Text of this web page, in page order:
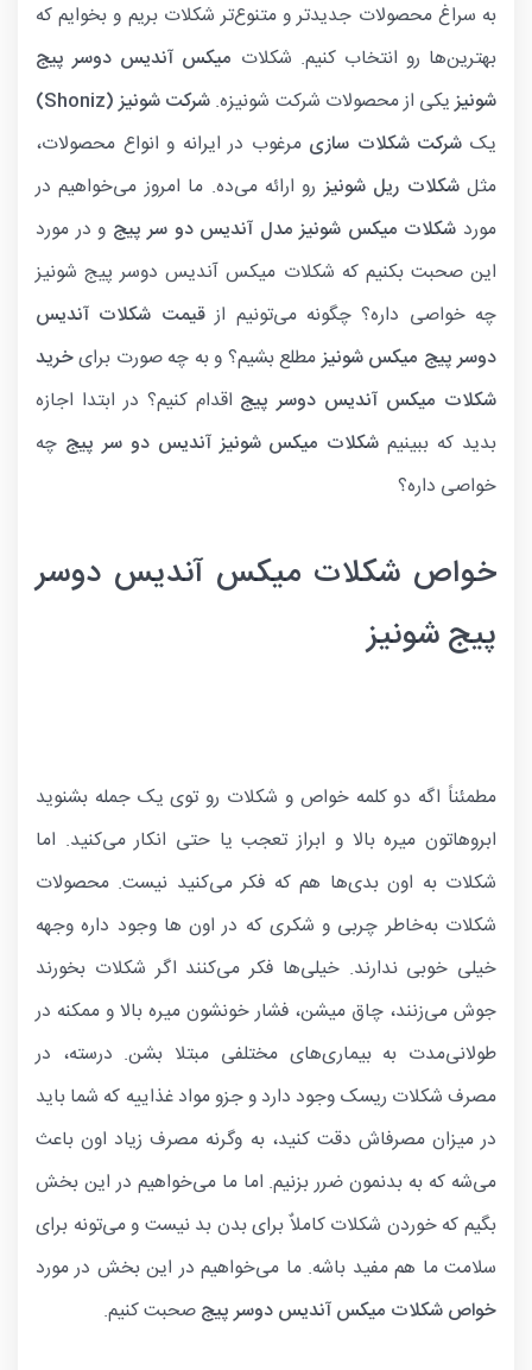
به سراغ محصولات جدیدتر و متنوع‌تر شکلات بریم و بخوایم که
بهترین‌ها رو انتخاب کنیم. شکلات میکس آندیس دوسر پیج
شونیزیکی از محصولات شرکت شونیزه.شرکت شونیز(Shoniz)
یک شرکت شکلات سازیمرغوب در ایرانه و انواع محصولات،
مثلشکلات ریل شونیز رو ارائه می‌ده. ما امروز می‌خواهیم در
مورد شکلات میکس شونیز مدل آندیس دو سر پیج و در مورد
این صحبت بکنیم که شکلات میکس آندیس دوسر پیج شونیز
چه خواصی داره؟ چگونه می‌تونیم ازقیمت شکلات آندیس
دوسر پیج میکس شونیزمطلع بشیم؟ و به چه صورت برایخرید
شکلات میکس آندیس دوسر پیج اقدام کنیم؟ در ابتدا اجازه
بدید که ببینیمشکلات میکس شونیز آندیس دو سر پیج چه
خواصی داره؟
خواص شکلات میکس آندیس دوسر
پیج شونیز
مطمئناً اگه دو کلمه خواص و شکلات رو توی یک جمله بشنوید
ابروهاتون میره بالا و ابراز تعجب یا حتی انکار می‌کنید. اما
شکلات به اون بدی‌ها هم که فکر می‌کنید نیست. محصولات
شکلات به‌خاطر چربی و شکری که در اون ها وجود داره وجهه
خیلی خوبی ندارند. خیلی‌ها فکر می‌کنند اگر شکلات بخورند
جوش می‌زنند، چاق میشن، فشار خونشون میره بالا و ممکنه در
طولانی‌مدت به بیماری‌های مختلفی مبتلا بشن. درسته، در
مصرف شکلات ریسک وجود دارد و جزو مواد غذاییه که شما باید
در میزان مصرفاش دقت کنید، به وگرنه مصرف زیاد اون باعث
می‌شه که به بدنمون ضرر بزنیم. اما ما می‌خواهیم در این بخش
بگیم که خوردن شکلات کاملاٌ برای بدن بد نیست و می‌تونه برای
سلامت ما هم مفید باشه. ما می‌خواهیم در این بخش در مورد
خواص شکلات میکس آندیس دوسر پیجصحبت کنیم.